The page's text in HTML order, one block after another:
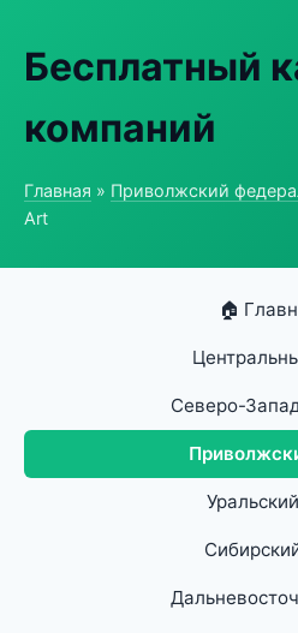
Бесплатный
компаний
Главная » Приволжский
Art
🏠
Северо-